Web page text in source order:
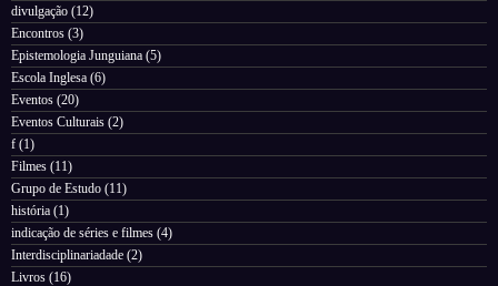
divulgação (12)
Encontros (3)
Epistemologia Junguiana (5)
Escola Inglesa (6)
Eventos (20)
Eventos Culturais (2)
f (1)
Filmes (11)
Grupo de Estudo (11)
história (1)
indicação de séries e filmes (4)
Interdisciplinariadade (2)
Livros (16)